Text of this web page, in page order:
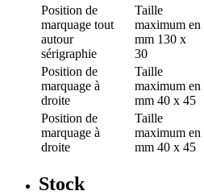
Position de
marquage tout
autour
sérigraphie
Taille
maximum en
mm 130 x
30
Position de
marquage à
droite
Taille
maximum en
mm 40 x 45
Position de
marquage à
droite
Taille
maximum en
mm 40 x 45
Stock